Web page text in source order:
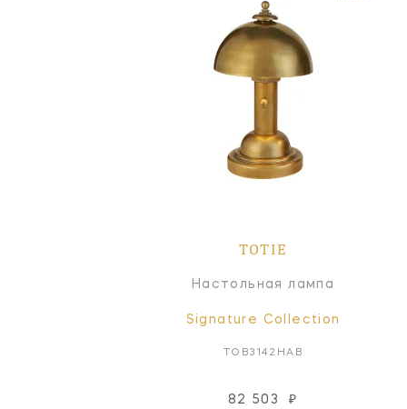
TOTIE
Настольная лампа
Signature Collection
TOB3142HAB
82 503 ₽